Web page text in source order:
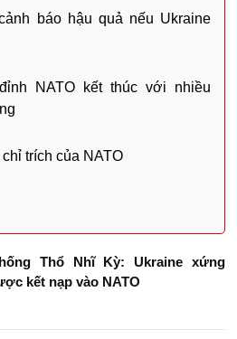
báo hậu quả nếu Ukraine
NATO kết thúc với nhiều
trích của NATO
Thổ Nhĩ Kỳ: Ukraine xứng
kết nạp vào NATO